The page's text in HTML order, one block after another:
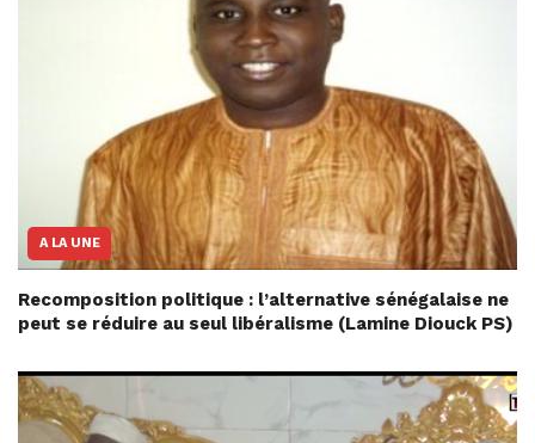
A LA UNE
Recomposition politique : l’alternative sénégalaise ne
peut se réduire au seul libéralisme (Lamine Diouck PS)